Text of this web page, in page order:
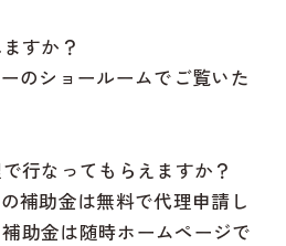
すか？
のショールームでご覧いた
行なってもらえますか？
補助金は無料で代理申請し
助金は随時ホームページで